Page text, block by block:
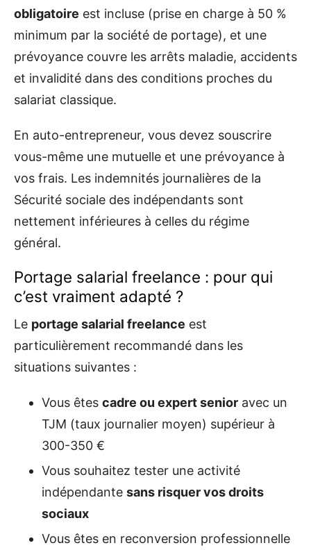
obligatoire est incluse (prise en charge à 50 %
minimum par la société de portage), et une
prévoyance couvre les arrêts maladie, accidents
et invalidité dans des conditions proches du
salariat classique.
En auto-entrepreneur, vous devez souscrire
vous-même une mutuelle et une prévoyance à
vos frais. Les indemnités journalières de la
Sécurité sociale des indépendants sont
nettement inférieures à celles du régime
général.
Portage salarial freelance : pour qui
c’est vraiment adapté ?
Le portage salarial freelance est
particulièrement recommandé dans les
situations suivantes :
Vous êtes cadre ou expert senior avec un
TJM (taux journalier moyen) supérieur à
300-350 €
Vous souhaitez tester une activité
indépendante sans risquer vos droits
sociaux
Vous êtes en reconversion professionnelle